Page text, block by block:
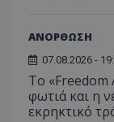
ΑΝΟΡΘΩΣΗ
07.08.2026 -
Το
φωτιά και η
εκρηκτικό